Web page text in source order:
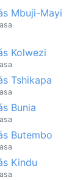
Mbuji-Mayi
Kolwezi
Tshikapa
Bunia
Butembo
Kindu